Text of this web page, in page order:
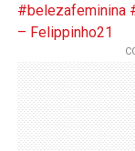
#belezafeminina
– Felippinho21